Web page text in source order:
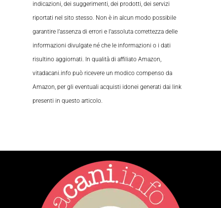
indicazioni, dei suggerimenti, dei prodotti, dei servizi
riportati nel sito stesso. Non è in alcun modo possibile
garantire l’assenza di errori e l’assoluta correttezza delle
informazioni divulgate né che le informazioni o i dati
risultino aggiornati. In qualità di affiliato Amazon,
vitadacani.info può ricevere un modico compenso da
Amazon, per gli eventuali acquisti idonei generati dai link
presenti in questo articolo.